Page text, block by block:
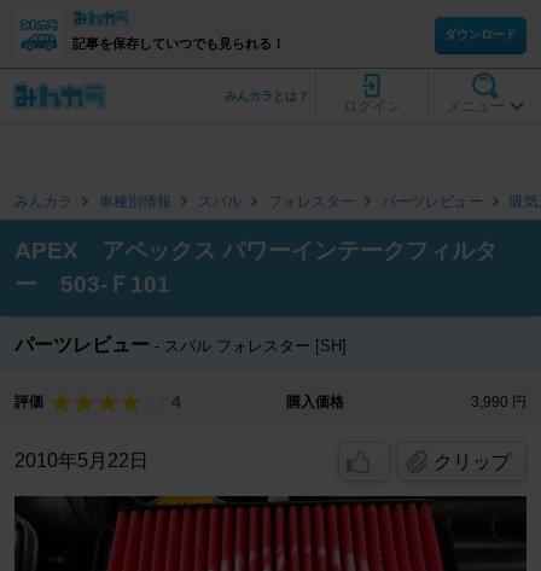
記事を保存していつでも見られる！
ダウンロード
メニュー
ログイン
みんカラとは？
みんカラ 車種別情報 スバル フォレスター パーツレビュー 吸
APEX アペックス パワーインテークフィルタ
ー 503-Ｆ101
パーツレビュー スバル フォレスター [SH]
評価 4 購入価格 3,990 円
2010年5月22日 クリップ